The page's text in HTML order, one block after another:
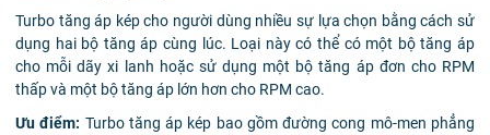
Turbo tăng áp kép cho người dùng nhiều sự lựa chọn bằng cách sử
dụng hai bộ tăng áp cùng lúc. Loại này có thể có một bộ tăng áp
cho mỗi dãy xi lanh hoặc sử dụng một bộ tăng áp đơn cho RPM
thấp và một bộ tăng áp lớn hơn cho RPM cao.
Ưu điểm: Turbo tăng áp kép bao gồm đường cong mô-men phẳng